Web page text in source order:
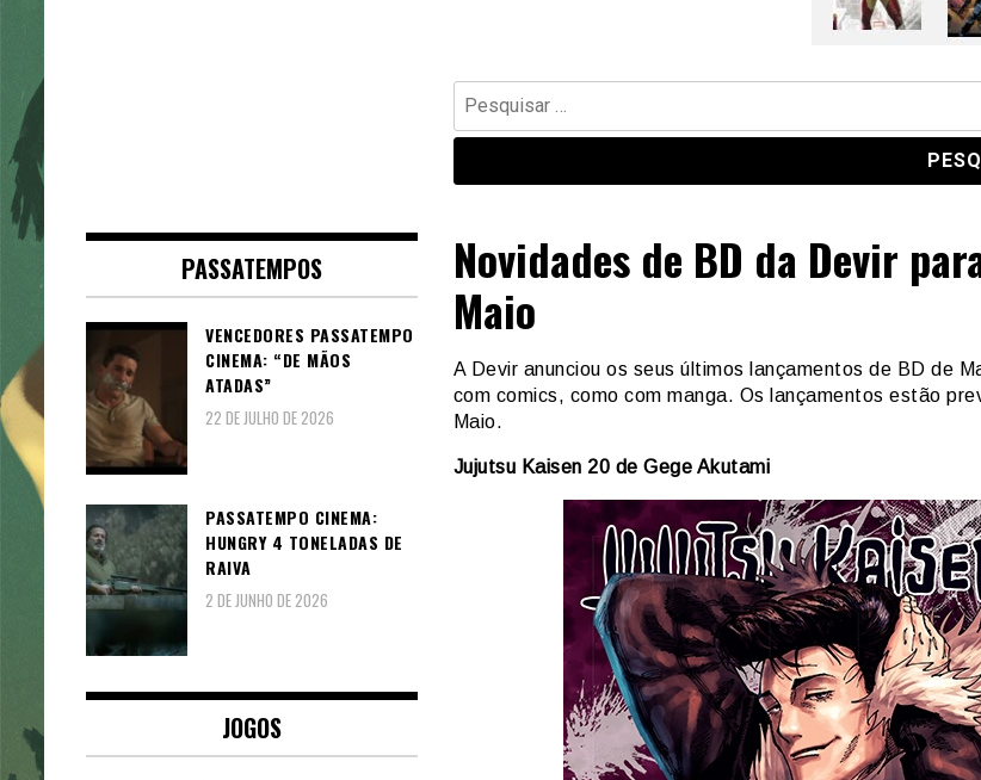
Pesquisar
por:
Novidades de BD da Devir
Maio
A Devir anunciou os seus últimos lançamentos de BD de
com comics, como com manga. Os lançamentos estão
Maio.
Jujutsu Kaisen 20 de Gege Akutami
PASSATEMPOS
VENCEDORES PASSATEMPO
CINEMA: “DE MÃOS
ATADAS”
22 DE JULHO DE 2026
PASSATEMPO CINEMA:
HUNGRY 4 TONELADAS DE
RAIVA
2 DE JUNHO DE 2026
JOGOS